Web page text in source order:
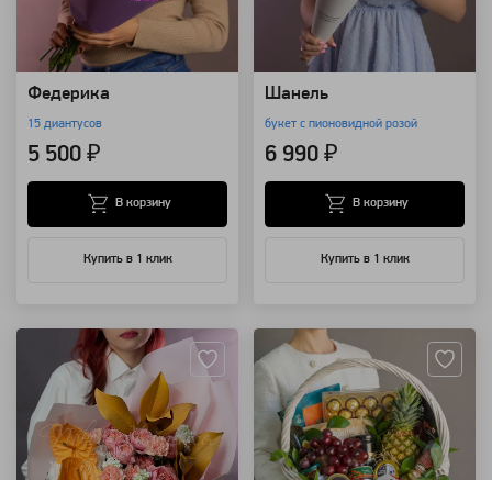
Федерика
15 диантусов
5 500 ₽
Купить в 1 клик
В корзину
Шанель
букет с пионовидной розой
6 990 ₽
Купить в 1 клик
В корзину